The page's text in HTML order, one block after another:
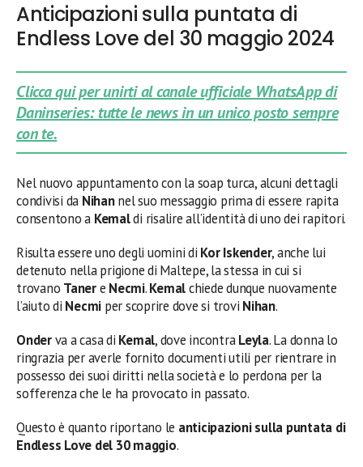
Anticipazioni sulla puntata di
Endless Love del 30 maggio 2024
Clicca qui per unirti al canale ufficiale WhatsApp di
Daninseries: tutte le news in un unico posto sempre
con te.
Nel nuovo appuntamento con la soap turca, alcuni dettagli
condivisi da Nihannel suo messaggio prima di essere rapita
consentono a Kemaldi risalire all’identità di uno dei rapitori.
Risulta essere uno degli uomini di Kor Iskender, anche lui
detenuto nella prigione di Maltepe, la stessa in cui si
trovano Tanere Necmi.Kemalchiede dunque nuovamente
l’aiuto di Necmi per scoprire dove si trovi Nihan.
Onderva a casa di Kemal, dove incontraLeyla. La donna lo
ringrazia per averle fornito documenti utili per rientrare in
possesso dei suoi diritti nella società e lo perdona per la
sofferenza che le ha provocato in passato.
Questo è quanto riportano le anticipazioni sulla puntata di
Endless Love del 30 maggio.